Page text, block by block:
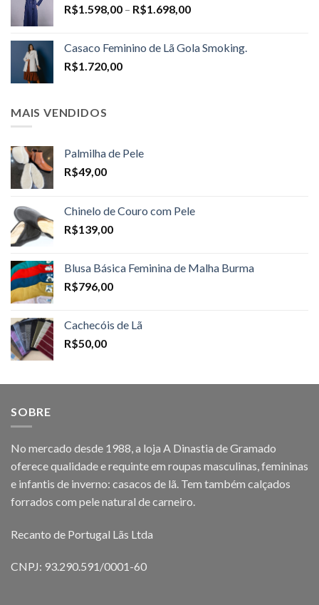
R$1.598,00 – R$1.698,00Price
through
Casaco Feminino de Lã Gola Smoking.
R$1.720,00
MAIS VENDIDOS
Palmilha de Pele
R$49,00
Chinelo de Couro com Pele
R$139,00
Blusa Básica Feminina de Malha Burma
R$796,00
Cachecóis de Lã
R$50,00
SOBRE
No mercado desde 1988, a loja A Dinastia de Gramado
oferece qualidade e requinte em roupas masculinas, femininas
e infantis de inverno: casacos de lã. Tem também calçados
forrados com pele natural de carneiro.
Recanto de Portugal Lãs Ltda
CNPJ: 93.290.591/0001-60